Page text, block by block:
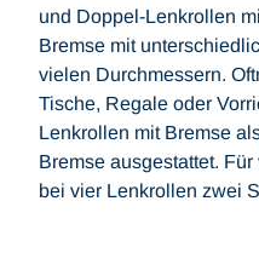
und Doppel-Lenkrollen
Bremse mit
vielen Durchmessern.
Tische, Regale oder
Lenkrollen mit Bremse
Bremse ausgestattet.
bei vier Lenkrollen zwei